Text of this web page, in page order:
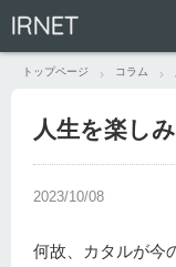
IRNET
トップページ コラム
人生を楽し
何故、カタルが今